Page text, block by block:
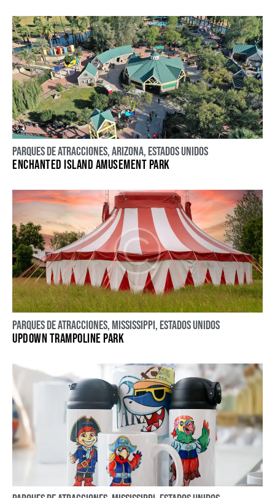
Parques de atracciones,Arizona,Estados Unidos
ENCHANTED ISLAND AMUSEMENT PARK
Parques de atracciones,Mississippi,Estados Unidos
UPDOWN TRAMPOLINE PARK